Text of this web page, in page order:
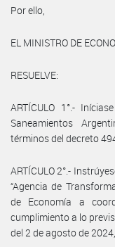
Por ello,
EL MINISTRO DE
RESUELVE:
ARTÍCULO 1°.-
Saneamientos
términos del decreto
ARTÍCULO 2°.-
“Agencia de
de Economía a
cumplimiento a lo
del 2 de agosto de